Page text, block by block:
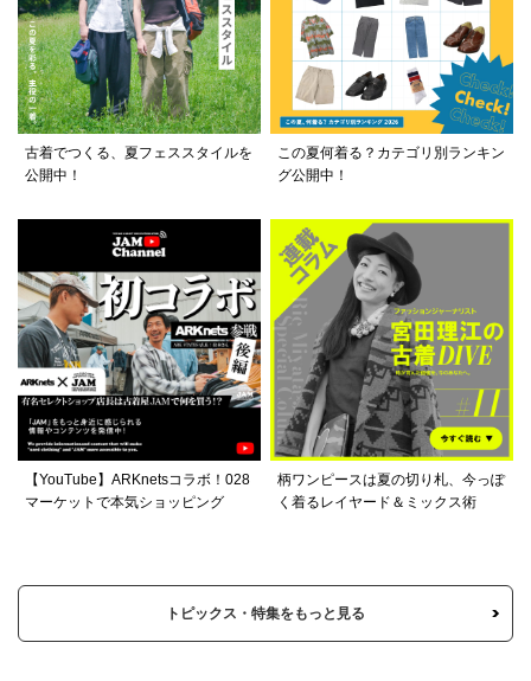
古着でつくる、夏フェススタイルを
公開中！
この夏何着る？カテゴリ別ランキン
グ公開中！
【YouTube】ARKnetsコラボ！028
マーケットで本気ショッピング
柄ワンピースは夏の切り札、今っぽ
く着るレイヤード＆ミックス術
トピックス・特集をもっと見る